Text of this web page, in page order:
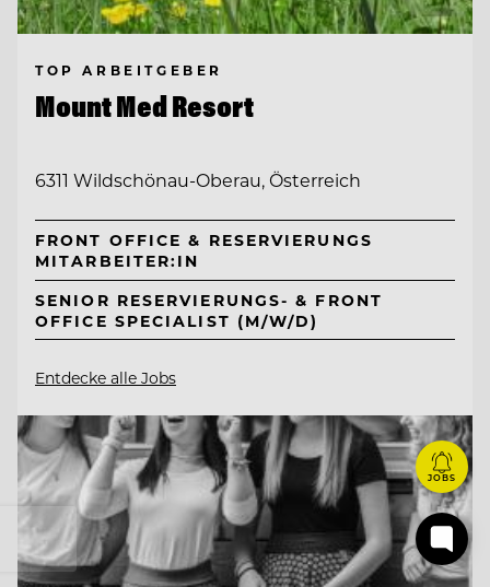
TOP ARBEITGEBER
Mount Med Resort
6311 Wildschönau-Oberau, Österreich
FRONT OFFICE & RESERVIERUNGS
MITARBEITER:IN
SENIOR RESERVIERUNGS- & FRONT
OFFICE SPECIALIST (M/W/D)
Entdecke alle Jobs
JOBS